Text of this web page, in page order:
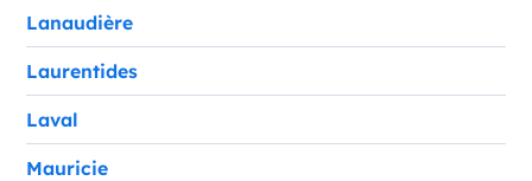
Lanaudière
Laurentides
Laval
Mauricie